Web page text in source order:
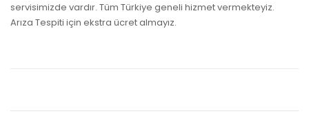
servisimizde vardır. Tüm Türkiye geneli hizmet vermekteyiz.
Arıza Tespiti için ekstra ücret almayız.